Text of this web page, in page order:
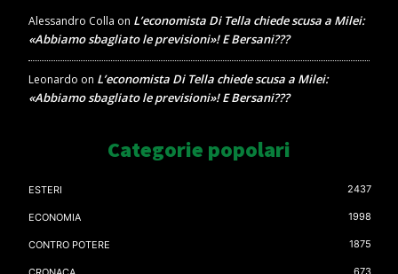
Alessandro Colla on L’economista Di Tella chiede scusa a Milei:
«Abbiamo sbagliato le previsioni»! E Bersani???
Leonardo on L’economista Di Tella chiede scusa a Milei:
«Abbiamo sbagliato le previsioni»! E Bersani???
Categorie popolari
ESTERI 2437
ECONOMIA 1998
CONTRO POTERE 1875
673